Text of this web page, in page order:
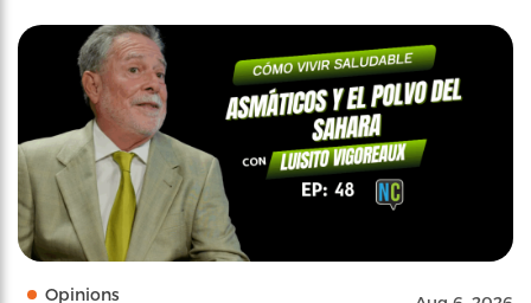
Opinions